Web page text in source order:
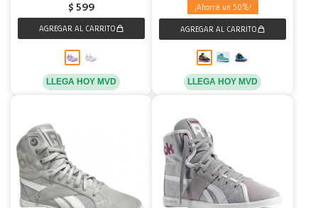
$ 599
LLEGA HOY MVD
50
LLEGA HOY MVD